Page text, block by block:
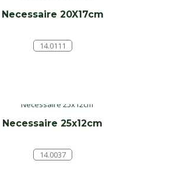
Necessaire 20X17cm
14.0111
Necessaire 25x12cm
14.0037